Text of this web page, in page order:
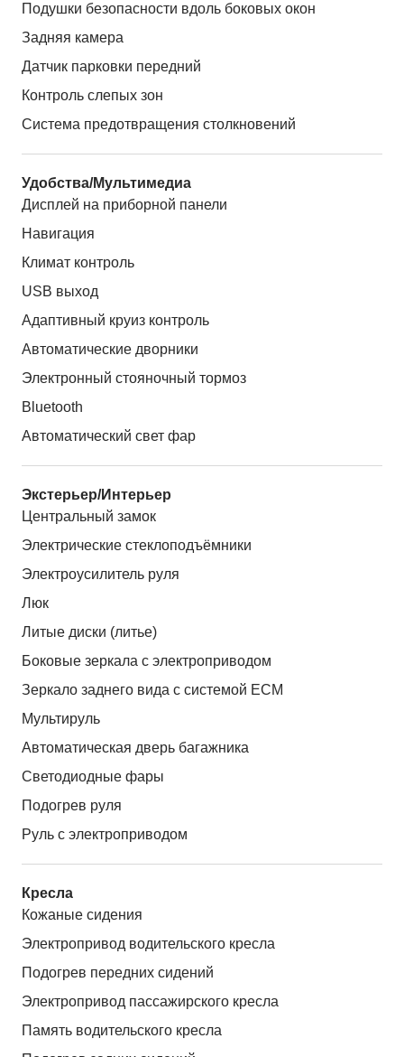
Подушки безопасности вдоль боковых окон
Задняя камера
Датчик парковки передний
Контроль слепых зон
Система предотвращения столкновений
Удобства/Мультимедиа
Дисплей на приборной панели
Навигация
Климат контроль
USB выход
Адаптивный круиз контроль
Автоматические дворники
Электронный стояночный тормоз
Bluetooth
Автоматический свет фар
Экстерьер/Интерьер
Центральный замок
Электрические стеклоподъёмники
Электроусилитель руля
Люк
Литые диски (литье)
Боковые зеркала с электроприводом
Зеркало заднего вида с системой ЕСМ
Мультируль
Автоматическая дверь багажника
Светодиодные фары
Подогрев руля
Руль с электроприводом
Кресла
Кожаные сидения
Электропривод водительского кресла
Подогрев передних сидений
Электропривод пассажирского кресла
Память водительского кресла